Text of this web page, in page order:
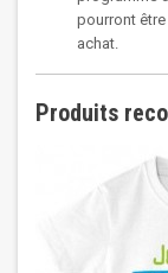
pourront
achat.
Produits